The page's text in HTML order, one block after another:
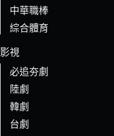
中華職棒
綜合體育
影視
必追夯劇
陸劇
韓劇
台劇